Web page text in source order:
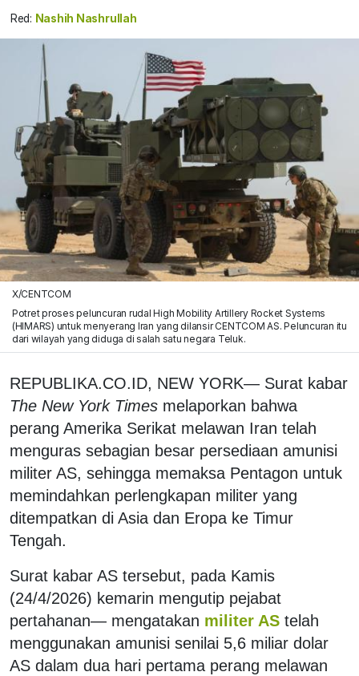
Red: Nashih Nashrullah
X/CENTCOM
Potret proses peluncuran rudal High Mobility Artillery Rocket Systems
(HIMARS) untuk menyerang Iran yang dilansir CENTCOM AS. Peluncuran itu
dari wilayah yang diduga di salah satu negara Teluk.
REPUBLIKA.CO.ID, NEW YORK— Surat kabar
The New York Times melaporkan bahwa
perang Amerika Serikat melawan Iran telah
menguras sebagian besar persediaan amunisi
militer AS, sehingga memaksa Pentagon untuk
memindahkan perlengkapan militer yang
ditempatkan di Asia dan Eropa ke Timur
Tengah.
Surat kabar AS tersebut, pada Kamis
(24/4/2026) kemarin mengutip pejabat
pertahanan— mengatakan militer AS telah
menggunakan amunisi senilai 5,6 miliar dolar
AS dalam dua hari pertama perang melawan